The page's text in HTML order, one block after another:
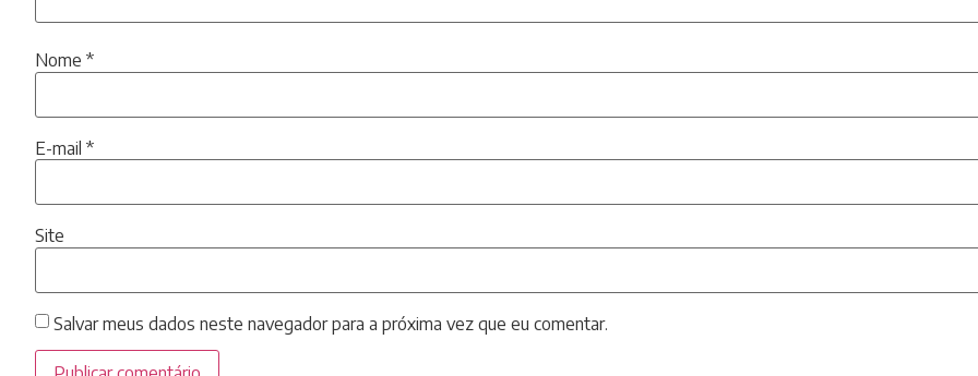
Nome *
E-mail *
Site
Salvar meus dados neste navegador para a próxima vez que eu comentar.